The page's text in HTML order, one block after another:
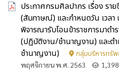
ประกาศกรมศิลปากร เรื่อง รา
(สัมภาษณ์) และกำหนดวัน เวลา
พิจารณารับโอนข้าราชการมาดำ
(ปฏิบัติงาน/ชำนาญงาน) และต
ชำนาญงาน)
กลุ่มบริหารทรั
พฤศจิกายน พ.ศ. 2563
1,398